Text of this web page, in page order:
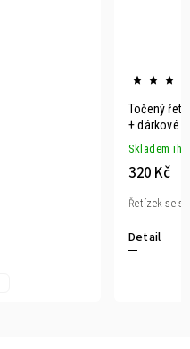
Točený
+ dárkové
Skladem
320 Kč
Detail
Řetízek se